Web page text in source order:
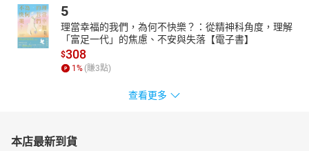
5
理當幸福的我們，為何不快樂？：從精神科角度，理解
「富足一代」的焦慮、不安與失落【電子書】
$308
1 % (賺3點)
查看更多
本店最新到貨